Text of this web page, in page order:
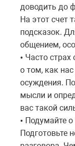
доводить до
На этот счет
подсказок.
общением,
• Часто
о том, как
осуждения.
мысли и
вас такой
• Подумайте
Подготовьте